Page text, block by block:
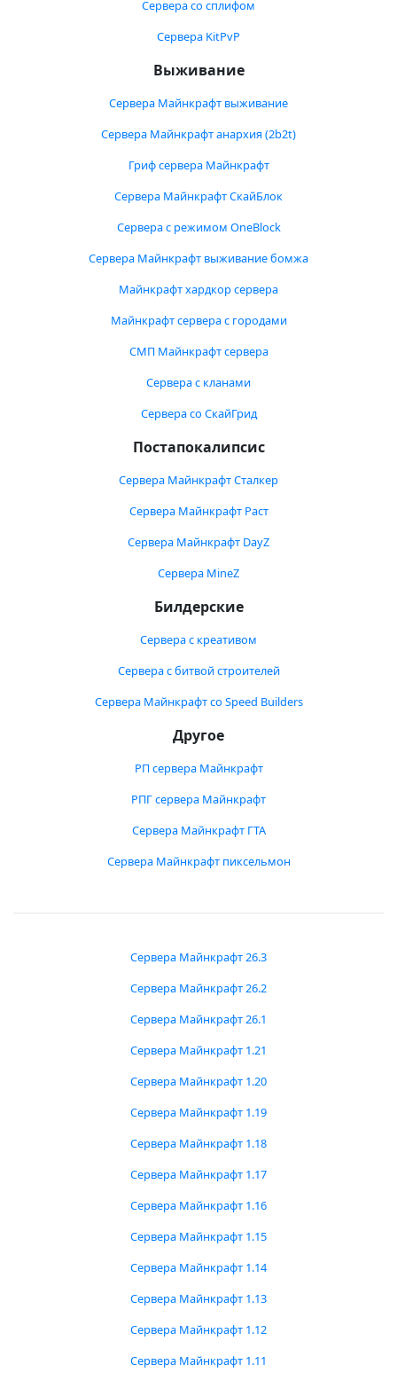
Сервера со сплифом
Сервера KitPvP
Выживание
Сервера Майнкрафт выживание
Сервера Майнкрафт анархия (2b2t)
Гриф сервера Майнкрафт
Сервера Майнкрафт СкайБлок
Сервера с режимом OneBlock
Сервера Майнкрафт выживание бомжа
Майнкрафт хардкор сервера
Майнкрафт сервера с городами
СМП Майнкрафт сервера
Сервера с кланами
Сервера со СкайГрид
Постапокалипсис
Сервера Майнкрафт Сталкер
Сервера Майнкрафт Раст
Сервера Майнкрафт DayZ
Сервера MineZ
Билдерские
Сервера с креативом
Сервера с битвой строителей
Сервера Майнкрафт со Speed Builders
Другое
РП сервера Майнкрафт
РПГ сервера Майнкрафт
Сервера Майнкрафт ГТА
Сервера Майнкрафт пиксельмон
Сервера Майнкрафт 26.3
Сервера Майнкрафт 26.2
Сервера Майнкрафт 26.1
Сервера Майнкрафт 1.21
Сервера Майнкрафт 1.20
Сервера Майнкрафт 1.19
Сервера Майнкрафт 1.18
Сервера Майнкрафт 1.17
Сервера Майнкрафт 1.16
Сервера Майнкрафт 1.15
Сервера Майнкрафт 1.14
Сервера Майнкрафт 1.13
Сервера Майнкрафт 1.12
Сервера Майнкрафт 1.11